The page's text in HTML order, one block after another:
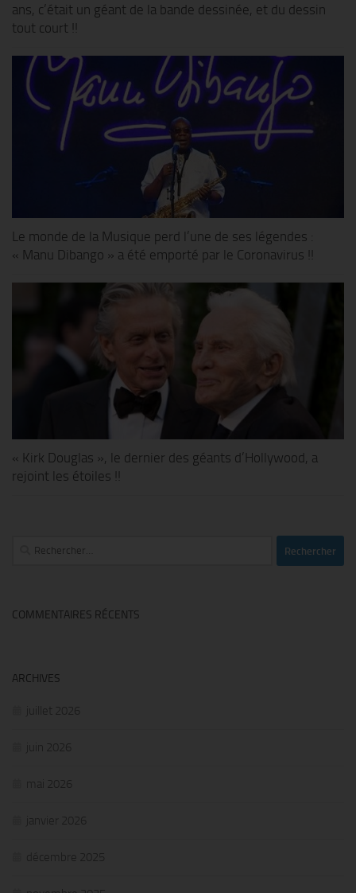
ans, c’était un géant de la bande dessinée, et du dessin
tout court !!
Le monde de la Musique perd l’une de ses légendes :
« Manu Dibango » a été emporté par le Coronavirus !!
« Kirk Douglas », le dernier des géants d’Hollywood, a
rejoint les étoiles !!
Rechercher :
COMMENTAIRES RÉCENTS
ARCHIVES
juillet 2026
juin 2026
mai 2026
janvier 2026
décembre 2025